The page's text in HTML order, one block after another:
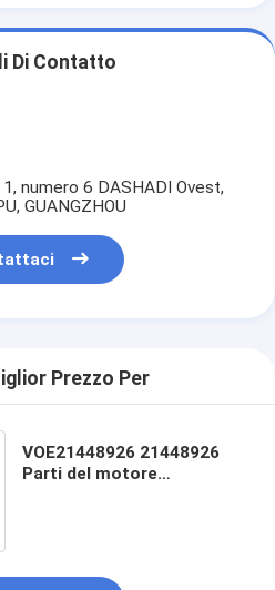
Di Contatto
numero 6 DASHADI Ovest,
GUANGZHOU
Prezzo Per
VOE21448926 21448926
Parti del motore